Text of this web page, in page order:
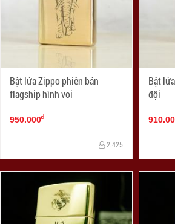
Bật lửa Zippo phiên bản
flagship hình voi
950.000đ
2.425
Bật
đội